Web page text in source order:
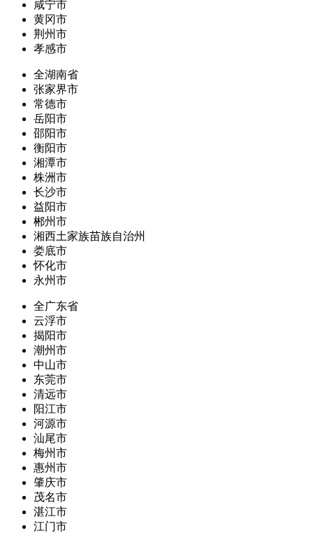
咸宁市
黄冈市
荆州市
孝感市
全湖南省
张家界市
常德市
岳阳市
邵阳市
衡阳市
湘潭市
株洲市
长沙市
益阳市
郴州市
湘西土家族苗族自治州
娄底市
怀化市
永州市
全广东省
云浮市
揭阳市
潮州市
中山市
东莞市
清远市
阳江市
河源市
汕尾市
梅州市
惠州市
肇庆市
茂名市
湛江市
江门市